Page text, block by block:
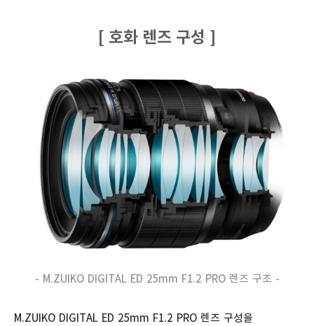
[ 호화 렌즈 구성 ]
- M.ZUIKO DIGITAL ED 25mm F1.2 PRO 렌즈 구조 -
M.ZUIKO DIGITAL ED 25mm F1.2 PRO 렌즈 구성을